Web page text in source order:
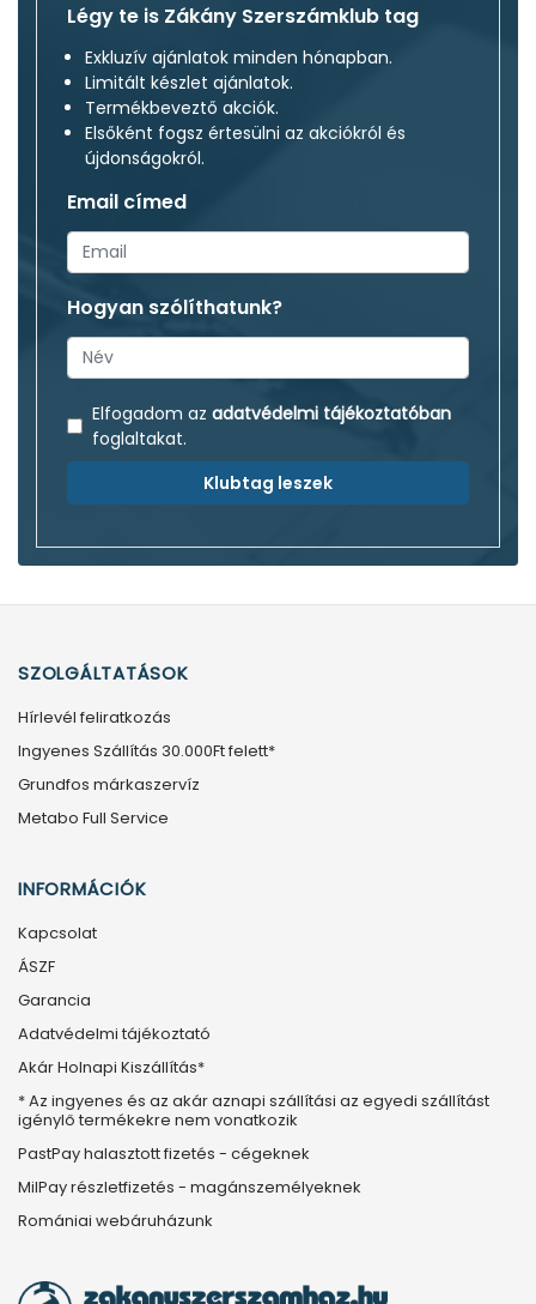
Légy te is Zákány Szerszámklub tag
Exkluzív ajánlatok minden hónapban.
Limitált készlet ajánlatok.
Termékbeveztő akciók.
Elsőként fogsz értesülni az akciókról és
újdonságokról.
Email címed
Hogyan szólíthatunk?
Elfogadom az adatvédelmi tájékoztatóban
foglaltakat.
Klubtag leszek
SZOLGÁLTATÁSOK
Hírlevél feliratkozás
Ingyenes Szállítás 30.000Ft felett*
Grundfos márkaszervíz
Metabo Full Service
INFORMÁCIÓK
Kapcsolat
ÁSZF
Garancia
Adatvédelmi tájékoztató
Akár Holnapi Kiszállítás*
* Az ingyenes és az akár aznapi szállítási az egyedi szállítást
igénylő termékekre nem vonatkozik
PastPay halasztott fizetés - cégeknek
MilPay részletfizetés - magánszemélyeknek
Romániai webáruházunk